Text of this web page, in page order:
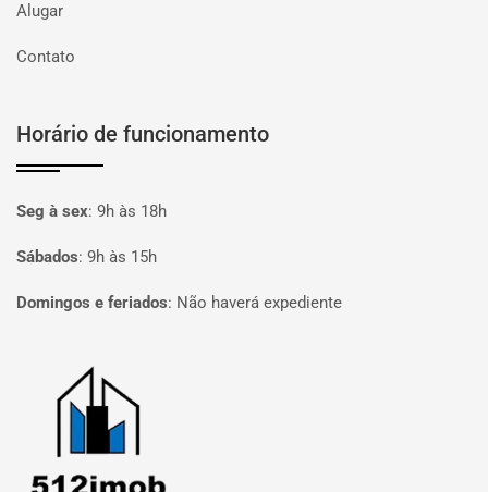
Alugar
Contato
Horário de funcionamento
Seg à sex: 9h às 18h
Sábados: 9h às 15h
Domingos e feriados: Não haverá expediente
Página inicial